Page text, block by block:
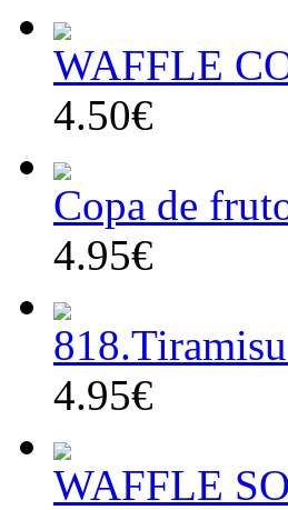
WAFFLE
4.50€
Copa de
4.95€
4.95€
WAFFLE